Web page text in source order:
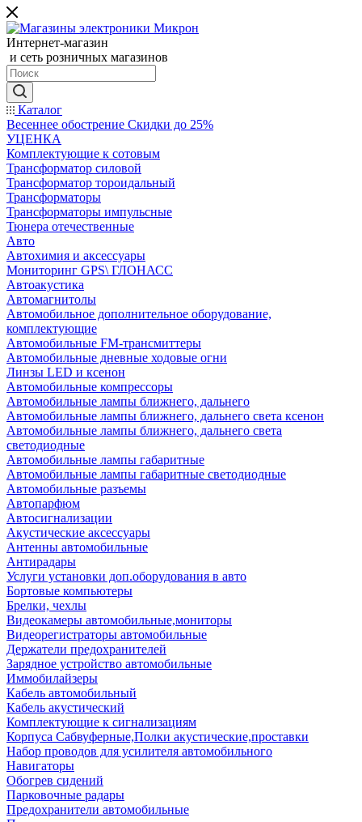
Интернет-магазин
и сеть розничных магазинов
Каталог
Весеннее обострение Скидки до 25%
УЦЕНКА
Комплектующие к сотовым
Трансформатор силовой
Трансформатор тороидальный
Трансформаторы
Трансформаторы импульсные
Тюнера отечественные
Авто
Автохимия и аксессуары
Мониторинг GPS\ ГЛОНАСС
Автоакустика
Автомагнитолы
Автомобильное дополнительное оборудование,
комплектующие
Автомобильные FM-трансмиттеры
Автомобильные дневные ходовые огни
Линзы LED и ксенон
Автомобильные компрессоры
Автомобильные лампы ближнего, дальнего
Автомобильные лампы ближнего, дальнего света ксенон
Автомобильные лампы ближнего, дальнего света
светодиодные
Автомобильные лампы габаритные
Автомобильные лампы габаритные светодиодные
Автомобильные разъемы
Автопарфюм
Автосигнализации
Акустические аксессуары
Антенны автомобильные
Антирадары
Услуги установки доп.оборудования в авто
Бортовые компьютеры
Брелки, чехлы
Видеокамеры автомобильные,мониторы
Видеорегистраторы автомобильные
Держатели предохранителей
Зарядное устройство автомобильные
Иммобилайзеры
Кабель автомобильный
Кабель акустический
Комплектующие к сигнализациям
Корпуса Сабвуферные,Полки акустические,проставки
Набор проводов для усилителя автомобильного
Навигаторы
Обогрев сидений
Парковочные радары
Предохранители автомобильные